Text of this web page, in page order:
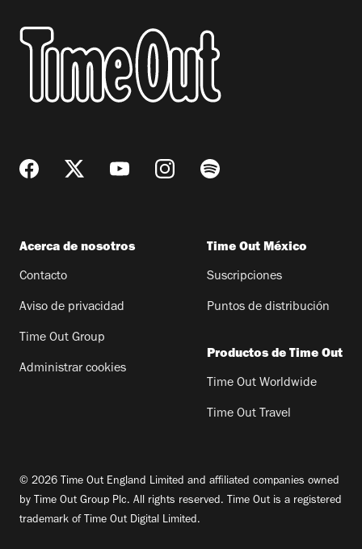
Acerca de nosotros
Contacto
Aviso de privacidad
Time Out Group
Administrar cookies
Time Out México
Suscripciones
Puntos de distribución
Productos de Time Out
Time Out Worldwide
Time Out Travel
© 2026 Time Out England Limited and affiliated companies owned
by Time Out Group Plc. All rights reserved. Time Out is a registered
trademark of Time Out Digital Limited.